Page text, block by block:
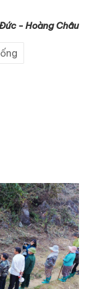
- Hoàng Châu